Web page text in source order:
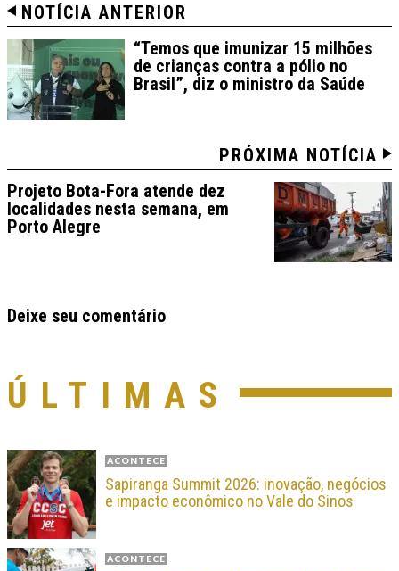
NOTÍCIA ANTERIOR
“Temos que imunizar 15 milhões
de crianças contra a pólio no
Brasil”, diz o ministro da Saúde
PRÓXIMA NOTÍCIA
Projeto Bota-Fora atende dez
localidades nesta semana, em
Porto Alegre
Deixe seu comentário
ÚLTIMAS
ACONTECE
Sapiranga Summit 2026: inovação, negócios
e impacto econômico no Vale do Sinos
ACONTECE